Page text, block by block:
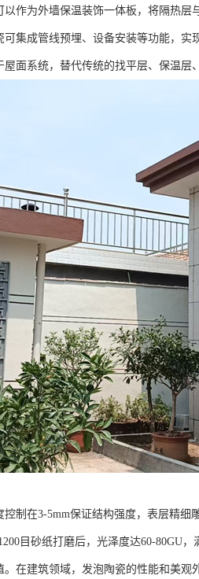
作为外墙保温装饰一体板，将隔热
集成管线预埋、设备安装等功能，实
面系统，替代传统的找平层、保温层
制在3-5mm保证结构强度，表层精细
目砂纸打磨后，光泽度达60-80GU，
在建筑领域，发泡陶瓷的性能和美